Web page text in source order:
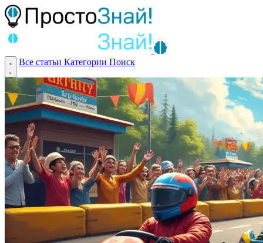
Все статьи Категории Поиск